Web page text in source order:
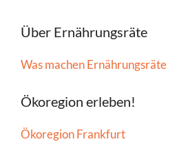
Über Ernährungsräte
Was machen Ernährungsräte
Ökoregion erleben!
Ökoregion Frankfurt